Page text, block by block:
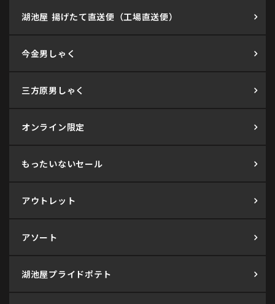
湖池屋 揚げたて直送便（工場直送便）
今金男しゃく
三方原男しゃく
オンライン限定
もったいないセール
アウトレット
アソート
湖池屋プライドポテト